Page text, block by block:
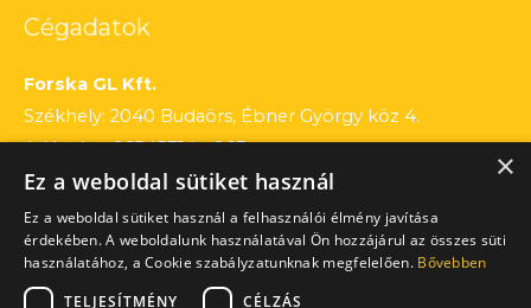
Cégadatok
Forska GL Kft.
Székhely: 2040 Budaörs, Ébner György köz 4.
Adószám: 26545714 – 2 13
Cégjegyzékszám: 13 – 09 – 195803
Számlaszám: 12010154 – 01660751 – 00100001
×
Ez a weboldal sütiket használ
Ez a weboldal sütiket használ a felhasználói élmény javítása
érdekében. A weboldalunk használatával Ön hozzájárul az összes süti
használatához, a Cookie szabályzatunknak megfelelően. Bővebben
TELJESÍTMÉNY
CÉLZÁS